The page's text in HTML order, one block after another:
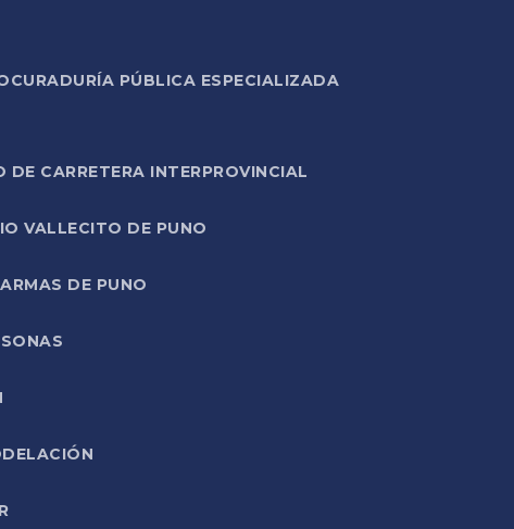
PÚBLICA ESPECIALIZADA
CARRETERA INTERPROVINCIAL
VALLECITO DE PUNO
DE PUNO